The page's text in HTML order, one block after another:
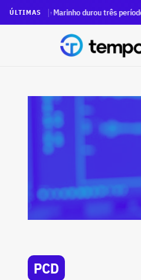
ÚLTIMASdurou três períodos e não
PCD